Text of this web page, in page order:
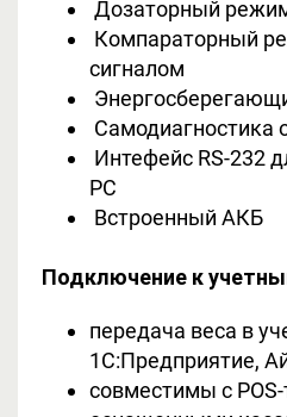
Дозаторный
Компараторный
сигналом
Самодиагностика
Интефейс RS-232
PC
Встроенный АКБ
Подключение к
передача веса в
1С:Предприятие,
совместимы с